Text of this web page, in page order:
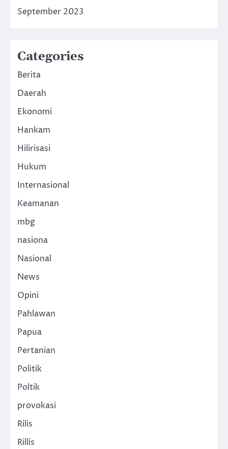
September 2023
Categories
Berita
Daerah
Ekonomi
Hankam
Hilirisasi
Hukum
Internasional
Keamanan
mbg
nasiona
Nasional
News
Opini
Pahlawan
Papua
Pertanian
Politik
Poltik
provokasi
Rilis
Rillis